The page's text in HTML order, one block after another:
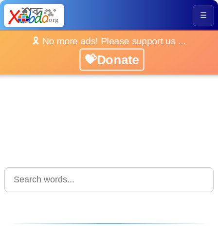
☰
🎗️ No more ads! Please support us ...
💝Donate